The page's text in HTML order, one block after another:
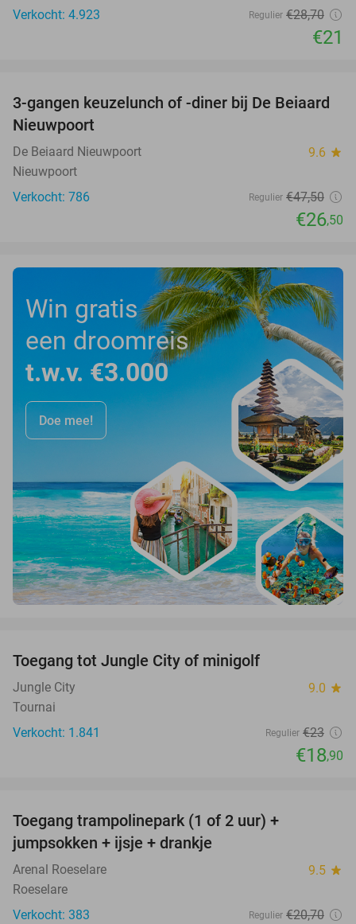
Verkocht: 4.923
Regulier €28,70
€21
44%
3-gangen keuzelunch of -diner bij De Beiaard
Nieuwpoort
De Beiaard Nieuwpoort 9.6 star
Nieuwpoort
Verkocht: 786
Regulier €47,50
€26,50
Win gratis
een droomreis
t.w.v. €3.000
Doe mee!
Toegang tot Jungle City of minigolf
Jungle City 9.0 star
Tournai
Verkocht: 1.841
Regulier €23
€18,90
Toegang trampolinepark (1 of 2 uur) +
jumpsokken + ijsje + drankje
Arenal Roeselare 9.5 star
Roeselare
Verkocht: 383
Regulier €20,70